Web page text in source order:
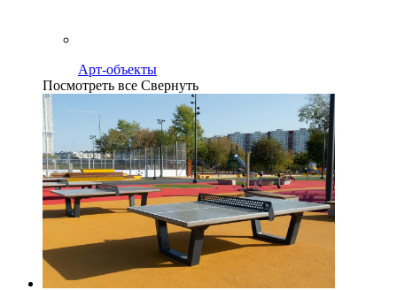
Арт-объекты
Посмотреть все Свернуть